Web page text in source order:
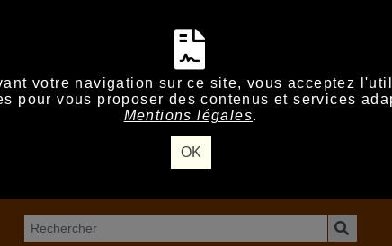
votre navigation sur ce site, vous acceptez
pour vous proposer des contenus et services
Mentions légales.
OK